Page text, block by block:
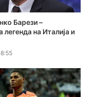
Барези –
легенда на Италија и